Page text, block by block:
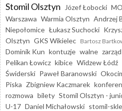
Stomil Olsztyn Józef Łobocki
Warszawa Warmia Olsztyn Andrzej
Niepołomice Łukasz Suchocki
Olsztyn GKS Wikielec Bartosz
Dominik Kun kontuzje walne zarząd
Pelikan Łowicz kibice Widzew Łódź
Świderski Paweł Baranowski
Piska Zbigniew Kaczmarek
rozmowa bilety Stomil Olsztyn -
U-17 Daniel Michałowski stomil-